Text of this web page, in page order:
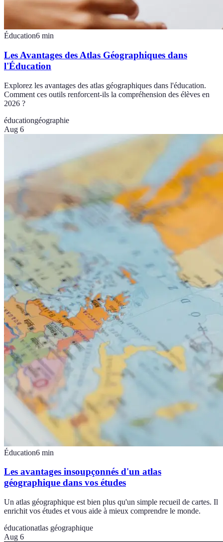
Éducation6 min
Les Avantages des Atlas Géographiques dans
l'Éducation
Explorez les avantages des atlas géographiques dans l'éducation.
Comment ces outils renforcent-ils la compréhension des élèves en
2026 ?
éducationgéographie
Aug 6
Éducation6 min
Les avantages insoupçonnés d'un atlas
géographique dans vos études
Un atlas géographique est bien plus qu'un simple recueil de cartes. Il
enrichit vos études et vous aide à mieux comprendre le monde.
éducationatlas géographique
Aug 6